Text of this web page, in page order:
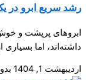
رشد سریع ابرو در
ابروهای پرپشت و
داشته‌اند، اما بسیاری
اردیبهشت 1, 1404